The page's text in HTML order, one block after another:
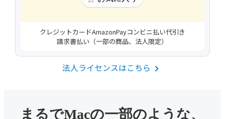
法人ライセンスはこちら
まるでMacの一部のような、